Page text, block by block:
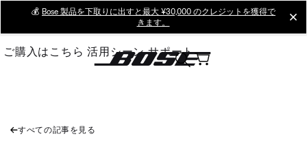
Main
💰 Bose 製品を下取りに出すと最大 ¥30,000 のクレジットを獲得で
きます。
ご購入はこちら 活用シーン サポート
すべての記事を見る